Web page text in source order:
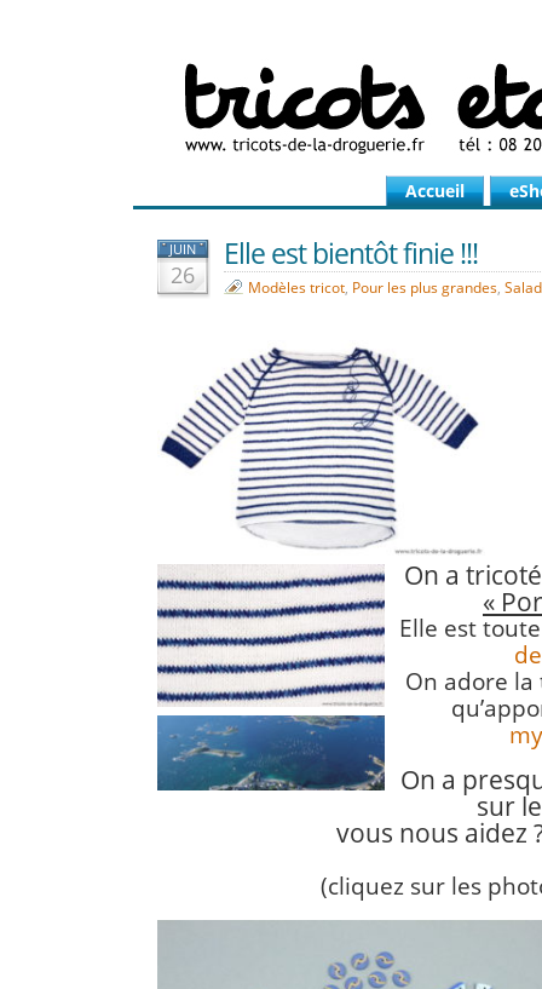
Accueil
JUIN
26
Elle est bientôt finie !!!
Modèles tricot, Pour les plus grandes,
On a
«
Elle est
On adore
On a
sur
vous nous aidez
(cliquez sur les